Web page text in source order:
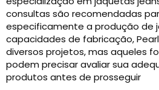
consultas são recomendadas
especificamente a produção de
capacidades de fabricação,
diversos projetos, mas aqueles
podem precisar avaliar sua
produtos antes de prosseguir